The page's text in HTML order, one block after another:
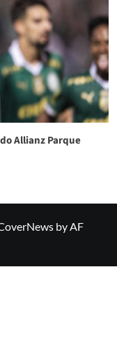
Allianz Parque
by AF